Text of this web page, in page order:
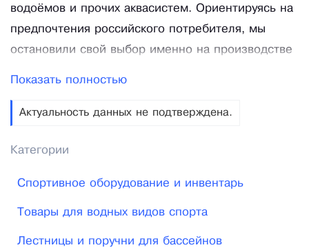
водоёмов и прочих аквасистем. Ориентируясь на
предпочтения российского потребителя, мы
остановили свой выбор именно на производстве
аксессуаров для бассейнов, популярных в России
сравнительной дешевизны, изделия из
износостойкости, устойчивости к воздействию
агрессивной среды.
Показать полностью
Актуальность данных не подтверждена.
Категории
Спортивное оборудование и инвентарь
Товары для водных видов спорта
Лестницы и поручни для бассейнов